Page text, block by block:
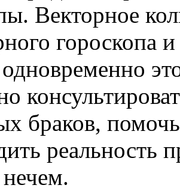
Векторное
гороскопа
браков,
реальность